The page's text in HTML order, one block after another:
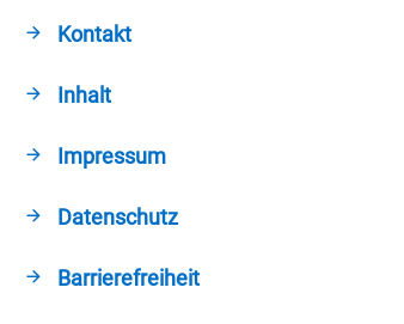
Kontakt
Inhalt
Impressum
Datenschutz
Barrierefreiheit